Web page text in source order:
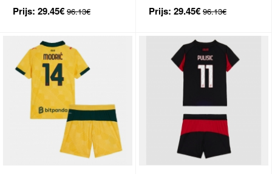
Prijs: 29.45€ 96.13€ Prijs: 29.45€ 96.13€